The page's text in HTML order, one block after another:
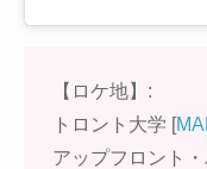
【ロケ地】:
トロント大学 [
アップフロント